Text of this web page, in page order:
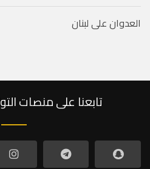
العدوان على لبنان
تابعنا على منصات